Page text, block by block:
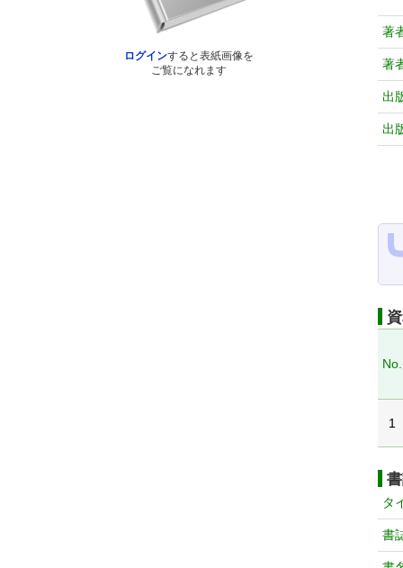
ログインすると表紙画像を
ご覧になれます
著
著
出
出
No.
1
タ
書